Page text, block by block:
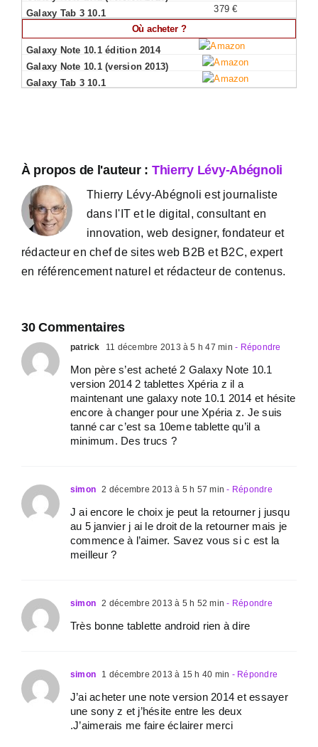
379 €
Où acheter ?
À propos de l'auteur : Thierry Lévy-Abégnoli
Thierry Lévy-Abégnoli est journaliste
dans l'IT et le digital, consultant en
innovation, web designer, fondateur et
rédacteur en chef de sites web B2B et B2C, expert
en référencement naturel et rédacteur de contenus.
30 Commentaires
patrick 11 décembre 2013 à 5 h 47 min - Répondre
Mon père s’est acheté 2 Galaxy Note 10.1
version 2014 2 tablettes Xpéria z il a
maintenant une galaxy note 10.1 2014 et hésite
encore à changer pour une Xpéria z. Je suis
tanné car c’est sa 10eme tablette qu’il a
minimum. Des trucs ?
simon 2 décembre 2013 à 5 h 57 min - Répondre
J ai encore le choix je peut la retourner j jusqu
au 5 janvier j ai le droit de la retourner mais je
commence à l’aimer. Savez vous si c est la
meilleur ?
simon 2 décembre 2013 à 5 h 52 min - Répondre
Très bonne tablette android rien à dire
simon 1 décembre 2013 à 15 h 40 min - Répondre
J’ai acheter une note version 2014 et essayer
une sony z et j’hésite entre les deux
.J’aimerais me faire éclairer merci